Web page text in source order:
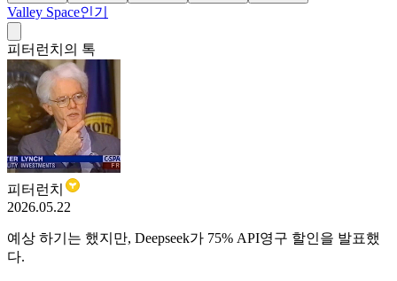
Valley Space인기
피터런치의 톡
피터런치
2026.05.22
예상 하기는 했지만, Deepseek가 75% API영구 할인을 발표했
다.